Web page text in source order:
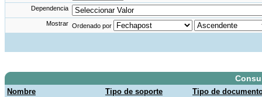
Dependencia
Mostrar Ordenado por
Nombre Tipo de soporte Tipo de